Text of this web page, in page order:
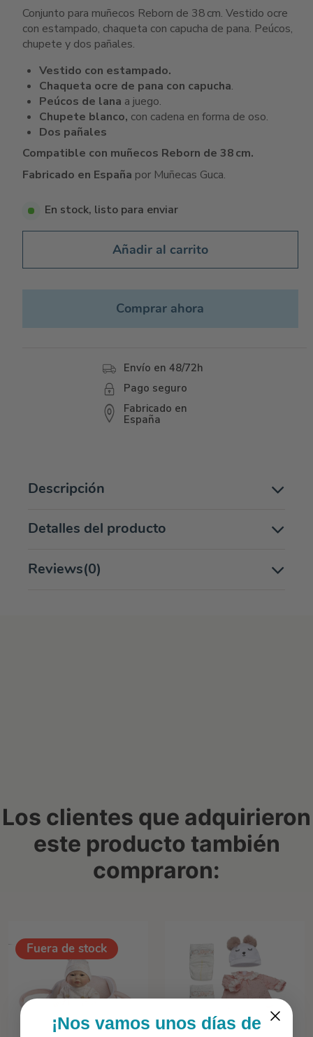
Conjunto para muñecos Reborn de 38 cm. Vestido ocre
con estampado, chaqueta con capucha de pana. Peúcos,
chupete y dos pañales.
Vestido con estampado.
Chaqueta ocre de pana con capucha.
Peúcos de lana a juego.
Chupete blanco, con cadena en forma de oso.
Dos pañales
Compatible con muñecos Reborn de 38 cm.
Fabricado en España por Muñecas Guca.
En stock, listo para enviar
Añadir al carrito
Comprar ahora
Envío en 48/72h
Pago seguro
Fabricado en
España
Descripción
Detalles del producto
Reviews(0)
Los clientes que adquirieron
este producto también
compraron:
Fuera de stock
¡Nos vamos unos días de